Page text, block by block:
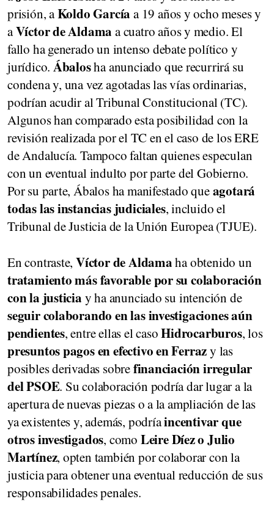
prisión, aKoldo García a 19 años y ocho meses y
aVíctor de Aldama a cuatro años y medio. El
fallo ha generado un intenso debate político y
jurídico. Ábalosha anunciado que recurrirá su
condena y, una vez agotadas las vías ordinarias,
podrían acudir al Tribunal Constitucional (TC).
Algunos han comparado esta posibilidad con la
revisión realizada por el TC en el caso de los ERE
de Andalucía. Tampoco faltan quienes especulan
con un eventual indulto por parte del Gobierno.
Por su parte, Ábalos ha manifestado queagotará
todas las instancias judiciales, incluido el
Tribunal de Justicia de la Unión Europea (TJUE).
En contraste,Víctor de Aldamaha obtenido un
tratamiento más favorable por su colaboración
con la justicia y ha anunciado su intención de
seguir colaborando en las investigaciones aún
pendientes, entre ellas el casoHidrocarburos, los
presuntos pagos en efectivo en Ferrazy las
posibles derivadas sobrefinanciación irregular
del PSOE. Su colaboración podría dar lugar a la
apertura de nuevas piezas o a la ampliación de las
ya existentes y, además, podríaincentivar que
otros investigados, como Leire Díez o Julio
Martínez, opten también por colaborar con la
justicia para obtener una eventual reducción de sus
responsabilidades penales.